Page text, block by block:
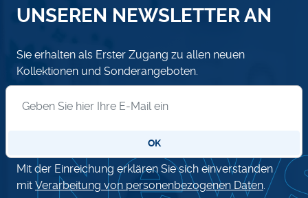
UNSEREN NEWSLETTER AN
Sie erhalten als Erster Zugang zu allen neuen
Kollektionen und Sonderangeboten.
OK
Mit der Einreichung erklären Sie sich einverstanden
mit Verarbeitung von personenbezogenen Daten.